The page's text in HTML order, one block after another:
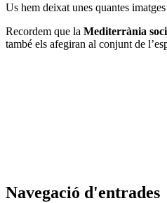
Us hem deixat unes quantes
Recordem que la Mediterrània
també els afegiran al conjunt de
Navegació d'entrades